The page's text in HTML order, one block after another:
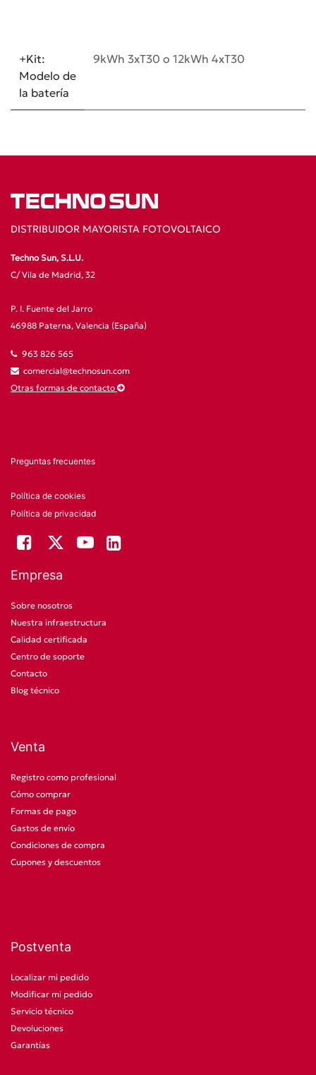
+Kit:
Modelo de
la batería
9kWh 3xT30 o 12kWh 4xT30
DISTRIBUIDOR MAYORISTA FOTOVOLTAICO
Techno Sun, S.L.U.
C/ Vila de Madrid, 32
P. I. Fuente del Jarro
46988 Paterna, Valencia (España)
963 826 565
comercial@technosun.com
Otras formas de contacto
Preguntas frecuentes
Política de cookies
Política de privacidad
Empresa
Sobre nosotros
Nuestra infraestructura
Calidad certificada
Centro de soporte
Contacto
Blog técnico
Venta
Registro como profesional
Cómo comprar
Formas de pago
Gastos de envío
Condiciones de compra
Cupones y descuentos
Postventa
Localizar mi pedido
Modificar mi pedido
Servicio técnico
Devoluciones
Garantías